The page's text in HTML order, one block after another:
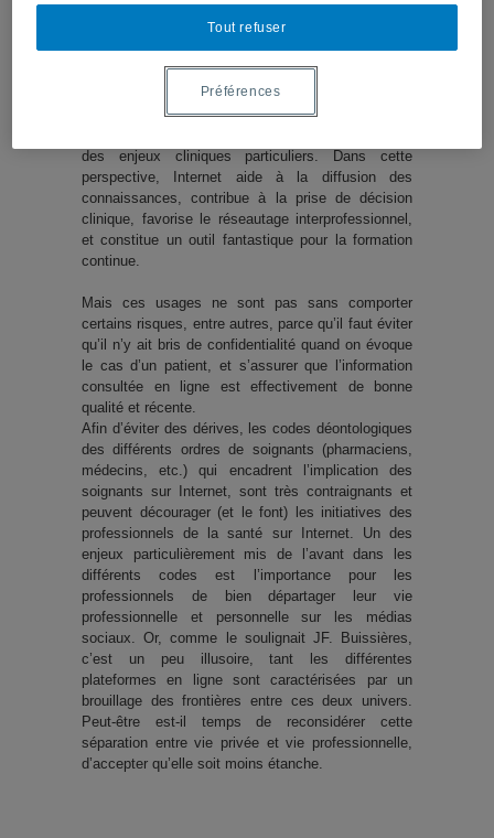
Du côté des soignants,
il souligne qu’Internet
et les médias sociaux offrent de nouvelles
opportunités de communication entre
professionnels, permettant de trouver et d’échanger
sur des données scientifiques récentes, de se
des enjeux cliniques particuliers. Dans cette
perspective, Internet aide à la diffusion des
connaissances, contribue à la prise de décision
clinique, favorise le réseautage interprofessionnel,
et constitue un outil fantastique pour la formation
continue.
Mais ces usages ne sont pas sans comporter
certains risques, entre autres, parce qu’il faut éviter
qu’il n’y ait bris de confidentialité quand on évoque
le cas d’un patient, et s’assurer que l’information
consultée en ligne est effectivement de bonne
qualité et récente.
Afin d’éviter des dérives, les codes déontologiques
des différents ordres de soignants (pharmaciens,
médecins, etc.) qui encadrent l’implication des
soignants sur Internet, sont très contraignants et
peuvent décourager (et le font) les initiatives des
professionnels de la santé sur Internet. Un des
enjeux particulièrement mis de l’avant dans les
différents codes est l’importance pour les
professionnels de bien départager leur vie
professionnelle et personnelle sur les médias
sociaux. Or, comme le soulignait JF. Buissières,
c’est un peu illusoire, tant les différentes
plateformes en ligne sont caractérisées par un
brouillage des frontières entre ces deux univers.
Peut-être est-il temps de reconsidérer cette
séparation entre vie privée et vie professionnelle,
d’accepter qu’elle soit moins étanche.
Tout refuser
Préférences